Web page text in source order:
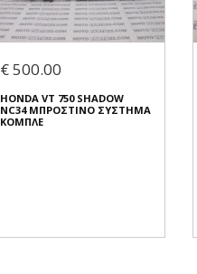
€ 500.00
HONDA VT 750 SHADOW
NC34 ΜΠΡΟΣΤΙΝΟ ΣΥΣΤΗΜΑ
ΚΟΜΠΛΕ